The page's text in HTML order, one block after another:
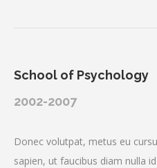
School of Psychology
2002-2007
Donec volutpat, metus eu
sapien, ut faucibus diam nulla